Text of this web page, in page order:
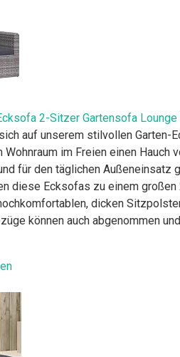
2-Sitzer Gartensofa
auf unserem stilvollen Garten-
Wohnraum im Freien einen
für den täglichen Außeneinsatz
diese Ecksofas zu einem
dicken
können auch abgenommen